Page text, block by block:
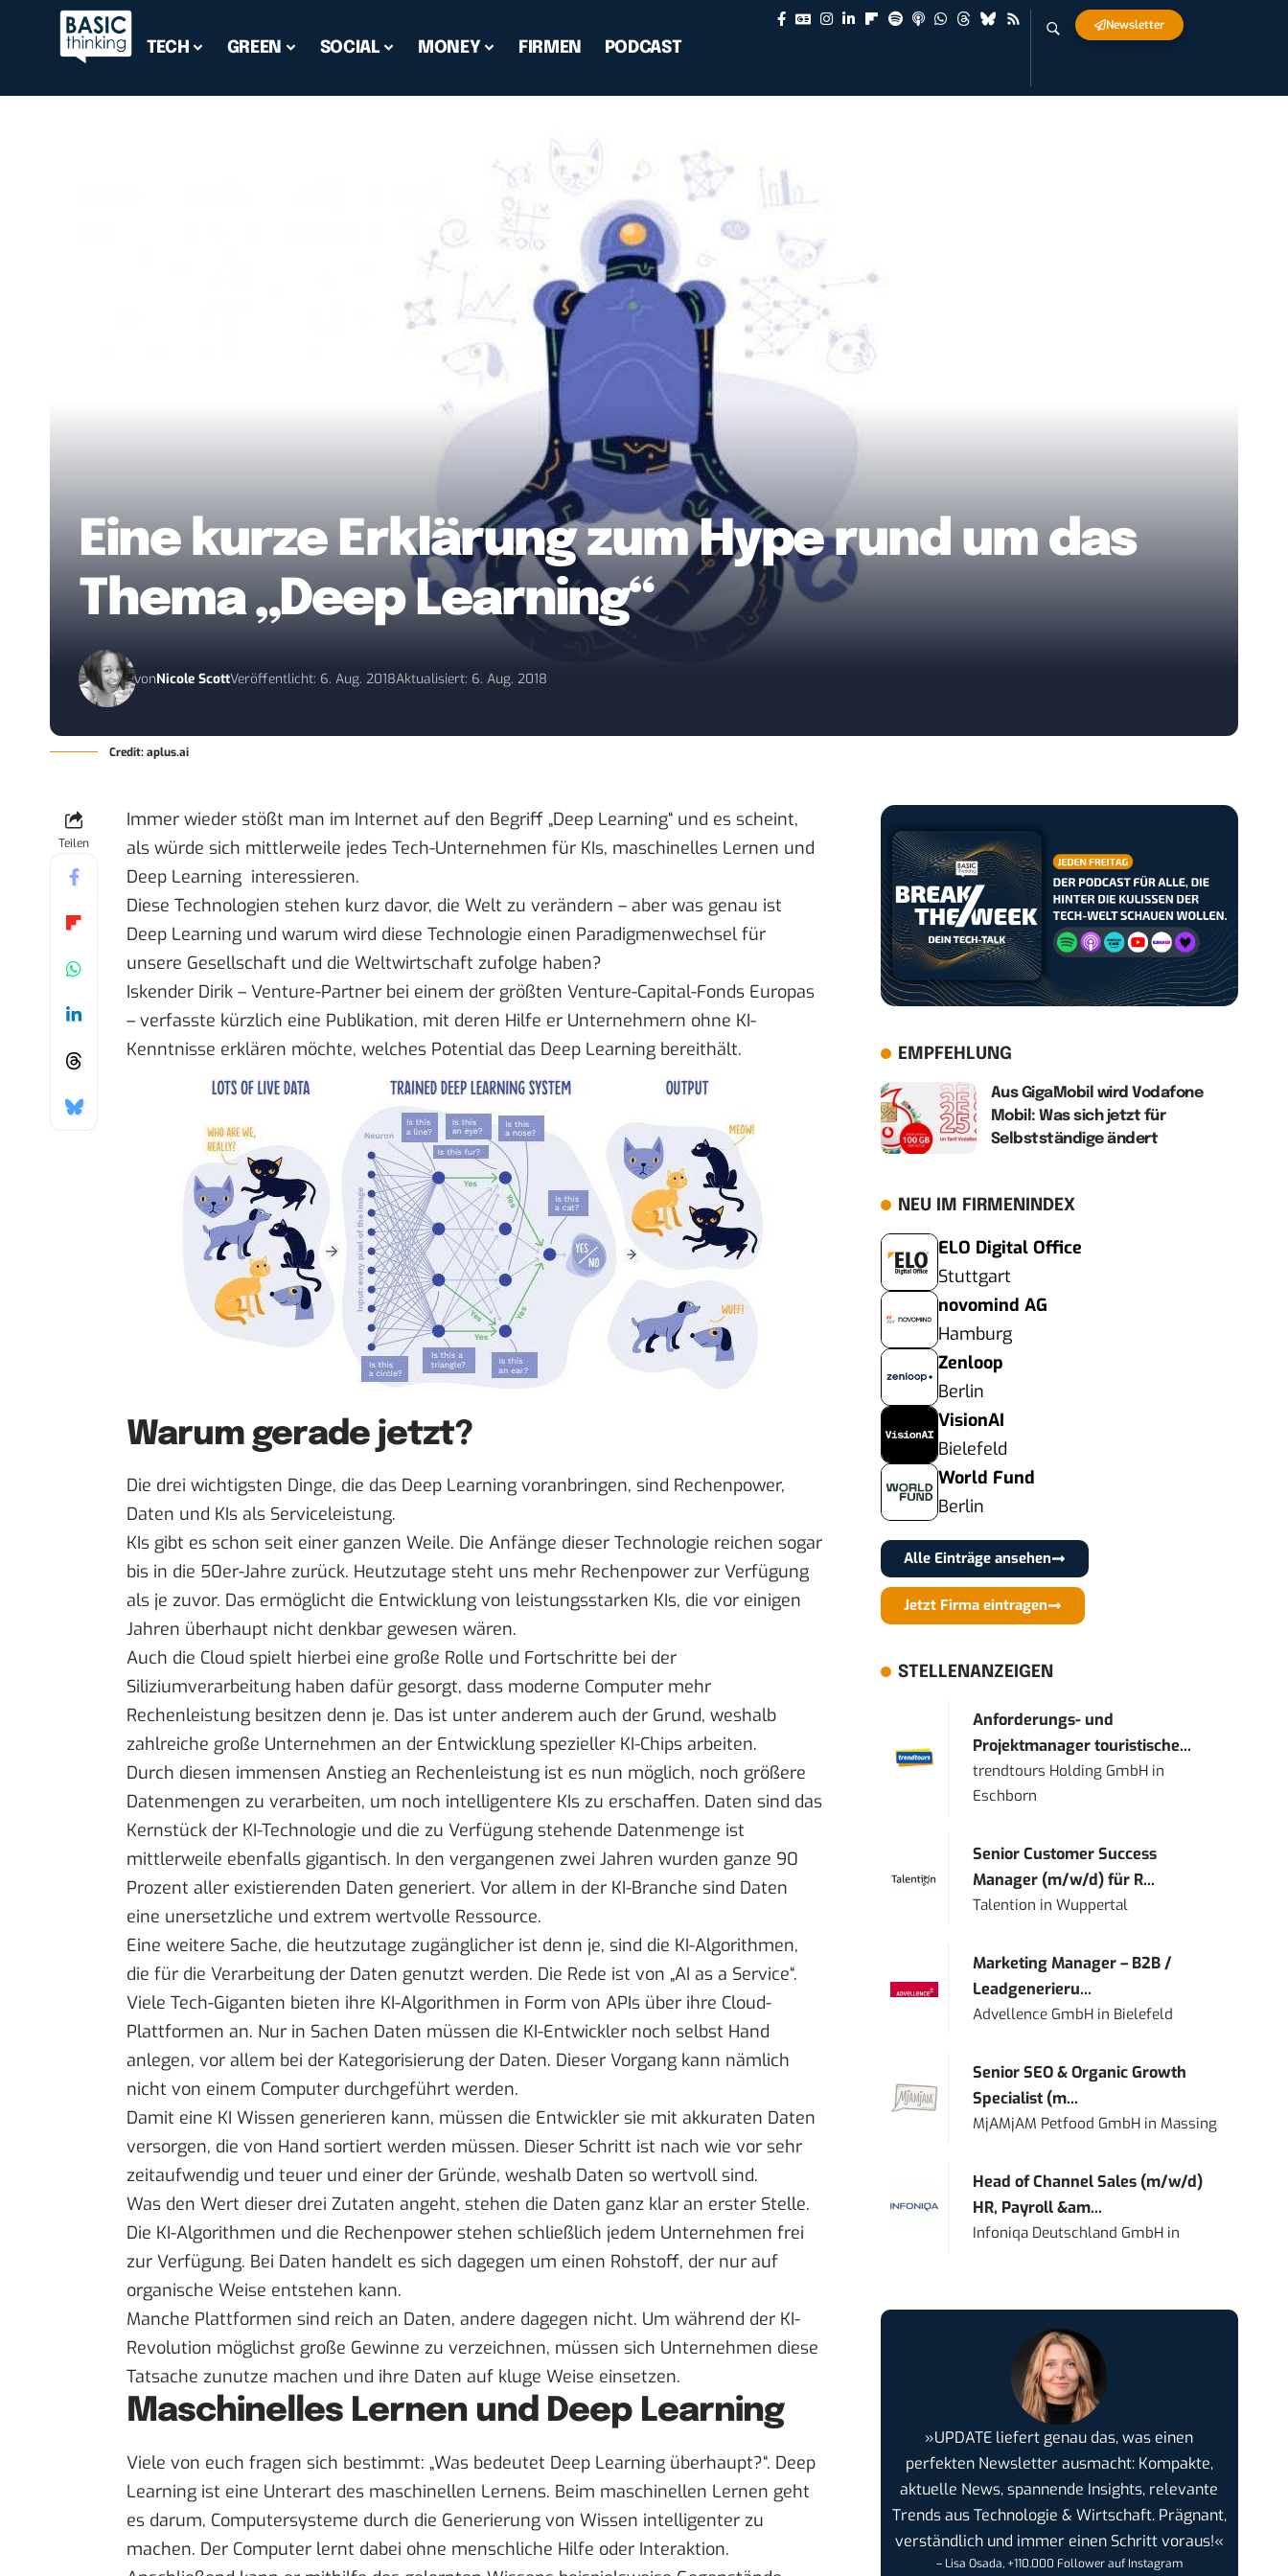
TECH GREEN SOCIAL MONEY FIRMEN PODCAST
Newsletter
Eine kurze Erklärung zum Hype rund um das
Thema „Deep Learning“
vonNicole ScottVeröffentlicht: 6. Aug. 2018Aktualisiert: 6. Aug. 2018
Credit: aplus.ai
Teilen
Immer wieder stößt man im Internet auf den Begriff „Deep Learning“ und es scheint,
als würde sich mittlerweile jedes Tech-Unternehmen für KIs, maschinelles Lernen und
Deep Learning interessieren.
Diese Technologien stehen kurz davor, die Welt zu verändern – aber was genau ist
Deep Learning und warum wird diese Technologie einen Paradigmenwechsel für
unsere Gesellschaft und die Weltwirtschaft zufolge haben?
Iskender Dirik – Venture-Partner bei einem der größten Venture-Capital-Fonds Europas
– verfasste kürzlich eine Publikation, mit deren Hilfe er Unternehmern ohne KI-
Kenntnisse erklären möchte, welches Potential das Deep Learning bereithält.
Warum gerade jetzt?
Die drei wichtigsten Dinge, die das Deep Learning voranbringen, sind Rechenpower,
Daten und KIs als Serviceleistung.
KIs gibt es schon seit einer ganzen Weile. Die Anfänge dieser Technologie reichen sogar
bis in die 50er-Jahre zurück. Heutzutage steht uns mehr Rechenpower zur Verfügung
als je zuvor. Das ermöglicht die Entwicklung von leistungsstarken KIs, die vor einigen
Jahren überhaupt nicht denkbar gewesen wären.
Auch die Cloud spielt hierbei eine große Rolle und Fortschritte bei der
Siliziumverarbeitung haben dafür gesorgt, dass moderne Computer mehr
Rechenleistung besitzen denn je. Das ist unter anderem auch der Grund, weshalb
zahlreiche große Unternehmen an der Entwicklung spezieller KI-Chips arbeiten.
Durch diesen immensen Anstieg an Rechenleistung ist es nun möglich, noch größere
Datenmengen zu verarbeiten, um noch intelligentere KIs zu erschaffen. Daten sind das
Kernstück der KI-Technologie und die zu Verfügung stehende Datenmenge ist
mittlerweile ebenfalls gigantisch. In den vergangenen zwei Jahren wurden ganze 90
Prozent aller existierenden Daten generiert. Vor allem in der KI-Branche sind Daten
eine unersetzliche und extrem wertvolle Ressource.
Eine weitere Sache, die heutzutage zugänglicher ist denn je, sind die KI-Algorithmen,
die für die Verarbeitung der Daten genutzt werden. Die Rede ist von „AI as a Service“.
Viele Tech-Giganten bieten ihre KI-Algorithmen in Form von APIs über ihre Cloud-
Plattformen an. Nur in Sachen Daten müssen die KI-Entwickler noch selbst Hand
anlegen, vor allem bei der Kategorisierung der Daten. Dieser Vorgang kann nämlich
nicht von einem Computer durchgeführt werden.
Damit eine KI Wissen generieren kann, müssen die Entwickler sie mit akkuraten Daten
versorgen, die von Hand sortiert werden müssen. Dieser Schritt ist nach wie vor sehr
zeitaufwendig und teuer und einer der Gründe, weshalb Daten so wertvoll sind.
Was den Wert dieser drei Zutaten angeht, stehen die Daten ganz klar an erster Stelle.
Die KI-Algorithmen und die Rechenpower stehen schließlich jedem Unternehmen frei
zur Verfügung. Bei Daten handelt es sich dagegen um einen Rohstoff, der nur auf
organische Weise entstehen kann.
Manche Plattformen sind reich an Daten, andere dagegen nicht. Um während der KI-
Revolution möglichst große Gewinne zu verzeichnen, müssen sich Unternehmen diese
Tatsache zunutze machen und ihre Daten auf kluge Weise einsetzen.
Maschinelles Lernen und Deep Learning
Viele von euch fragen sich bestimmt: „Was bedeutet Deep Learning überhaupt?“. Deep
Learning ist eine Unterart des maschinellen Lernens. Beim maschinellen Lernen geht
es darum, Computersysteme durch die Generierung von Wissen intelligenter zu
machen. Der Computer lernt dabei ohne menschliche Hilfe oder Interaktion.
EMPFEHLUNG
Aus GigaMobil wird Vodafone
Mobil: Was sich jetzt für
Selbstständige ändert
NEU IM FIRMENINDEX
ELO Digital Office
Stuttgart
novomind AG
Hamburg
Zenloop
Berlin
VisionAI
Bielefeld
World Fund
Berlin
Alle Einträge ansehen
Jetzt Firma eintragen
STELLENANZEIGEN
Anforderungs- und
Projektmanager touristische...
trendtours Holding GmbH in
Eschborn
Senior Customer Success
Manager (m/w/d) für R...
Talention inWuppertal
Marketing Manager – B2B /
Leadgenerieru...
Advellence GmbH in Bielefeld
Senior SEO & Organic Growth
Specialist (m...
MjAMjAM Petfood GmbH in Massing
Head of Channel Sales (m/w/d)
HR, Payroll &am...
Infoniqa Deutschland GmbH in
»UPDATE liefert genau das, was einen
perfekten Newsletter ausmacht: Kompakte,
aktuelle News, spannende Insights, relevante
Trends aus Technologie & Wirtschaft. Prägnant,
verständlich und immer einen Schritt voraus!«
– Lisa Osada, +110.000 Follower auf Instagram